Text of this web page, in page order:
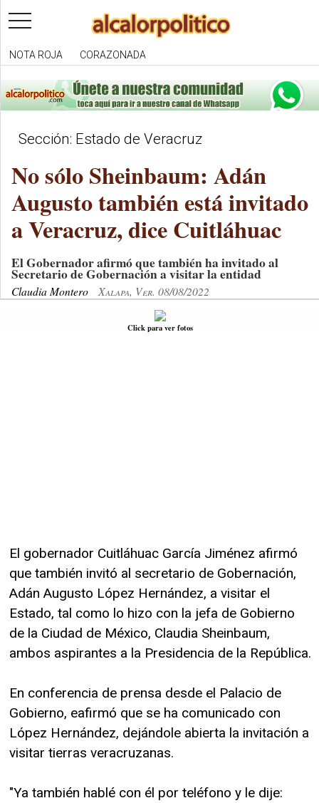
toggle
navigation
NOTA ROJA CORAZONADA
Sección: Estado de Veracruz
No sólo Sheinbaum: Adán
Augusto también está invitado
a Veracruz, dice Cuitláhuac
El Gobernador afirmó que también ha invitado al
Secretario de Gobernación a visitar la entidad
Claudia Montero Xalapa, Ver. 08/08/2022
Click para ver fotos
El gobernador Cuitláhuac García Jiménez afirmó
que también invitó al secretario de Gobernación,
Adán Augusto López Hernández, a visitar el
Estado, tal como lo hizo con la jefa de Gobierno
de la Ciudad de México, Claudia Sheinbaum,
ambos aspirantes a la Presidencia de la República.
En conferencia de prensa desde el Palacio de
Gobierno, eafirmó que se ha comunicado con
López Hernández, dejándole abierta la invitación a
visitar tierras veracruzanas.
"Ya también hablé con él por teléfono y le dije: